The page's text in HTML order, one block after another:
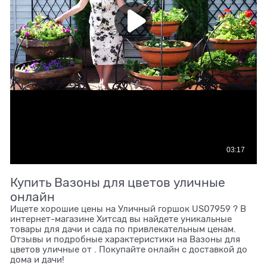
Купить Вазоны для цветов уличные
онлайн
Ищете хорошие цены на Уличный горшок US07959 ? В
интернет-магазине Хитсад вы найдете уникальные
товары для дачи и сада по привлекательным ценам.
Отзывы и подробные характеристики на Вазоны для
цветов уличные от . Покупайте онлайн с доставкой до
дома и дачи!